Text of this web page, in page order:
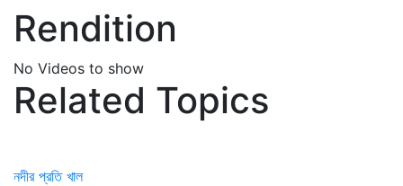
Rendition
No Videos to show
Related Topics
নদীর প্রতি খাল